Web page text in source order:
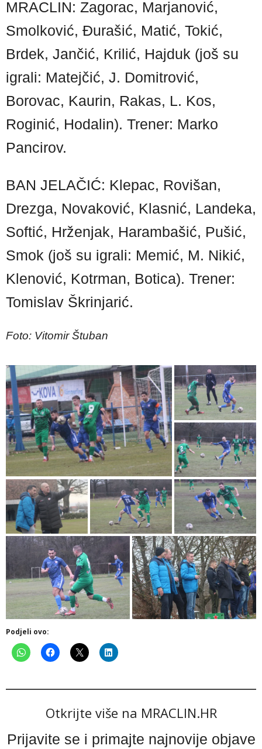
MRACLIN: Zagorac, Marjanović,
Smolković, Đurašić, Matić, Tokić,
Brdek, Jančić, Krilić, Hajduk (još su
igrali: Matejčić, J. Domitrović,
Borovac, Kaurin, Rakas, L. Kos,
Roginić, Hodalin). Trener: Marko
Pancirov.
BAN JELAČIĆ: Klepac, Rovišan,
Drezga, Novaković, Klasnić, Landeka,
Softić, Hrženjak, Harambašić, Pušić,
Smok (još su igrali: Memić, M. Nikić,
Klenović, Kotrman, Botica). Trener:
Tomislav Škrinjarić.
Foto: Vitomir Štuban
Podjeli ovo:
Otkrijte više na MRACLIN.HR
Prijavite se i primajte najnovije objave